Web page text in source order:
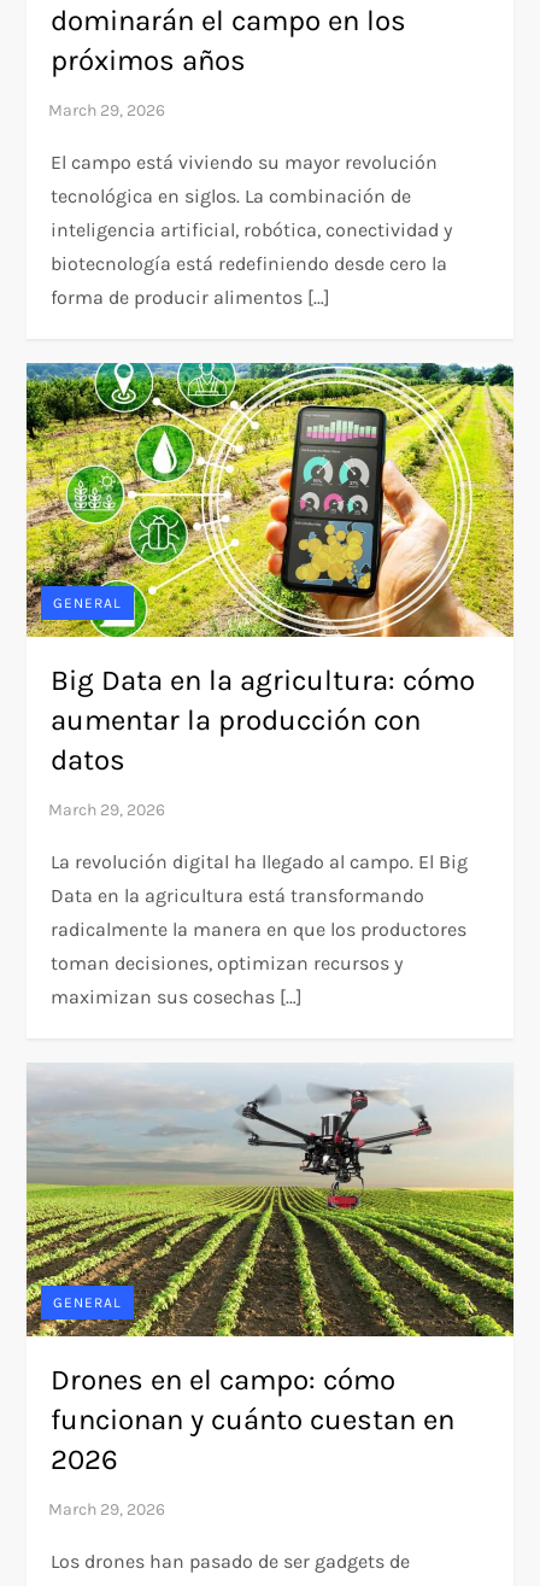
dominarán el campo en los
próximos años
El campo está viviendo su mayor revolución
tecnológica en siglos. La combinación de
inteligencia artificial, robótica, conectividad y
biotecnología está redefiniendo desde cero la
forma de producir alimentos […]
GENERAL
Big Data en la agricultura: cómo
aumentar la producción con
datos
La revolución digital ha llegado al campo. El Big
Data en la agricultura está transformando
radicalmente la manera en que los productores
toman decisiones, optimizan recursos y
maximizan sus cosechas […]
GENERAL
Drones en el campo: cómo
funcionan y cuánto cuestan en
2026
Los drones han pasado de ser gadgets de